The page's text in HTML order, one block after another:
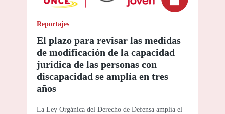
Reportajes
El plazo para revisar las medidas
de modificación de la capacidad
jurídica de las personas con
discapacidad se amplía en tres
años
La Ley Orgánica del Derecho de Defensa amplía el